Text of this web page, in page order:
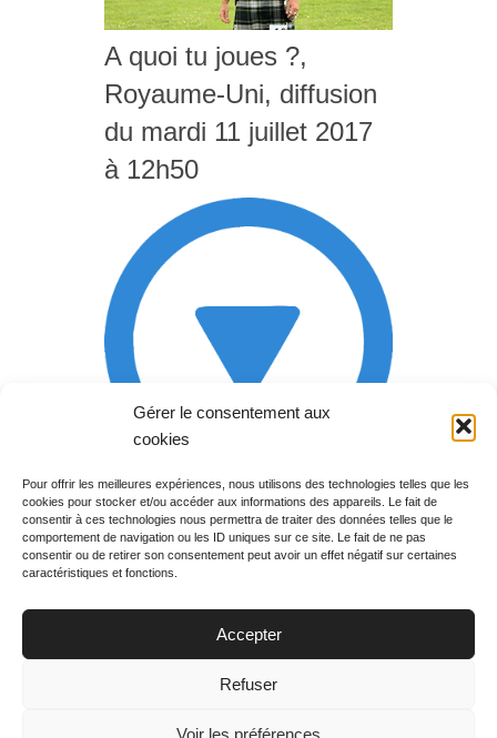
Gérer le consentement aux
cookies
Pour offrir les meilleures expériences, nous utilisons des technologies telles que les
cookies pour stocker et/ou accéder aux informations des appareils. Le fait de
consentir à ces technologies nous permettra de traiter des données telles que le
comportement de navigation ou les ID uniques sur ce site. Le fait de ne pas
consentir ou de retirer son consentement peut avoir un effet négatif sur certaines
caractéristiques et fonctions.
Accepter
Refuser
Voir les préférences
A quoi tu joues ?,
Royaume-Uni, diffusion
du mardi 11 juillet 2017
à 12h50
Rechercher votre
programme
Votre soirée :